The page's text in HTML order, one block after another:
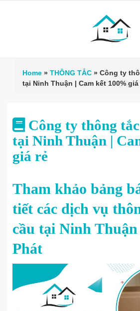
Home » THÔNG TẮC » Công ty
tại Ninh Thuận | Cam kết 100% giá
Công ty thông
tại Ninh Thuận |
giá rẻ
Tham khảo bảng
tiết các dịch vụ
cầu tại Ninh
Phát